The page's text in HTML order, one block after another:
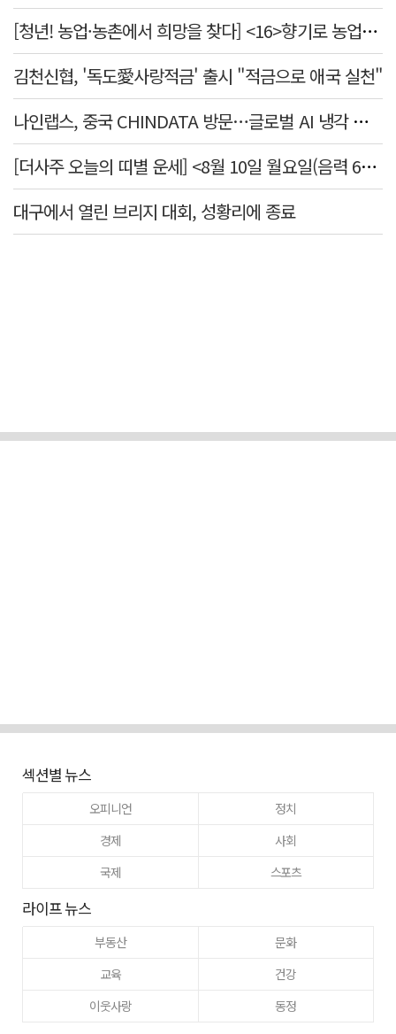
[청년! 농업·농촌에서 희망을 찾다] <16>향기로 농업을 전하다
김천신협, '독도愛사랑적금' 출시 "적금으로 애국 실천"
나인랩스, 중국 CHINDATA 방문…글로벌 AI 냉각 시장 공략
[더사주 오늘의 띠별 운세] <8월 10일 월요일(음력 6월28일)>
대구에서 열린 브리지 대회, 성황리에 종료
섹션별 뉴스
오피니언
정치
경제
사회
국제
스포츠
라이프 뉴스
부동산
문화
교육
건강
이웃사랑
동정